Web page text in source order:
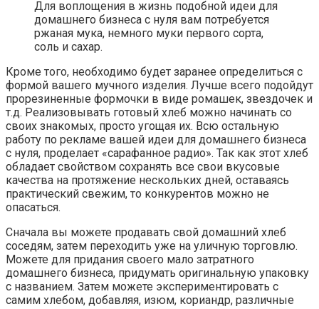
Для воплощения в жизнь подобной идеи для
домашнего бизнеса с нуля вам потребуется
ржаная мука, немного муки первого сорта,
соль и сахар.
Кроме того, необходимо будет заранее определиться с
формой вашего мучного изделия. Лучше всего подойдут
прорезиненные формочки в виде ромашек, звездочек и
т.д. Реализовывать готовый хлеб можно начинать со
своих знакомых, просто угощая их. Всю остальную
работу по рекламе вашей идеи для домашнего бизнеса
с нуля, проделает «сарафанное радио». Так как этот хлеб
обладает свойством сохранять все свои вкусовые
качества на протяжение нескольких дней, оставаясь
практический свежим, то конкурентов можно не
опасаться.
Сначала вы можете продавать свой домашний хлеб
соседям, затем переходить уже на уличную торговлю.
Можете для придания своего мало затратного
домашнего бизнеса, придумать оригинальную упаковку
с названием. Затем можете экспериментировать с
самим хлебом, добавляя, изюм, кориандр, различные